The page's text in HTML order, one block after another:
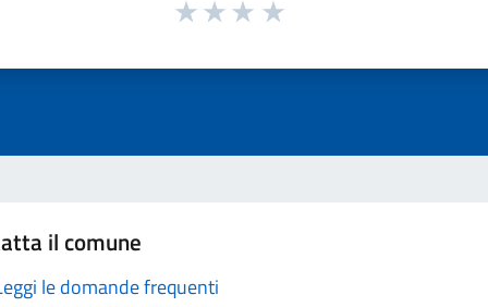
il comune
le domande frequenti